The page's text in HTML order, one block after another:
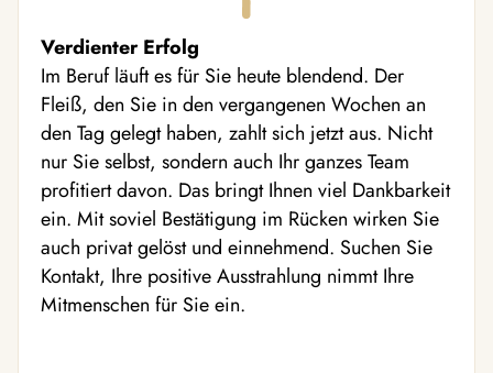
Verdienter Erfolg
Im Beruf läuft es für Sie heute blendend. Der
Fleiß, den Sie in den vergangenen Wochen an
den Tag gelegt haben, zahlt sich jetzt aus. Nicht
nur Sie selbst, sondern auch Ihr ganzes Team
profitiert davon. Das bringt Ihnen viel Dankbarkeit
ein. Mit soviel Bestätigung im Rücken wirken Sie
auch privat gelöst und einnehmend. Suchen Sie
Kontakt, Ihre positive Ausstrahlung nimmt Ihre
Mitmenschen für Sie ein.